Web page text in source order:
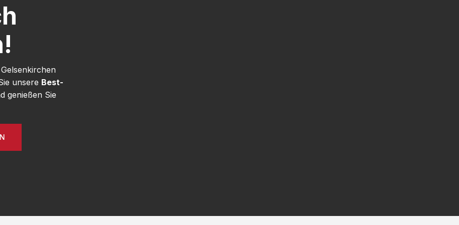
unsere Best-
genießen Sie